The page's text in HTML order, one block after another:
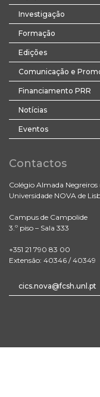
Investigação
Formação
Edições
Comunicação e
Financiamento PRR
Notícias
Eventos
Contactos
Colégio Almada Negreiros
Universidade NOVA de
Campus de Campolide
3.º piso – Sala 333
+351 21 790 83 00
Extensão: 40346 / 40349
cics.nova@fcsh.unl.pt